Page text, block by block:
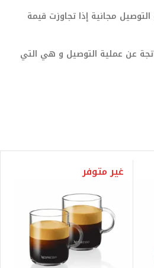
مجانية إذا تجاوزت قيمة
عن عملية التوصيل و هي التي
غير متوفر